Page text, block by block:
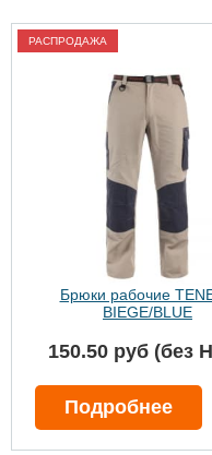
В корзину
РАСПРОДАЖА
Брюки рабочие
BIEGE/BLUE
150.50 руб (без
Подробнее